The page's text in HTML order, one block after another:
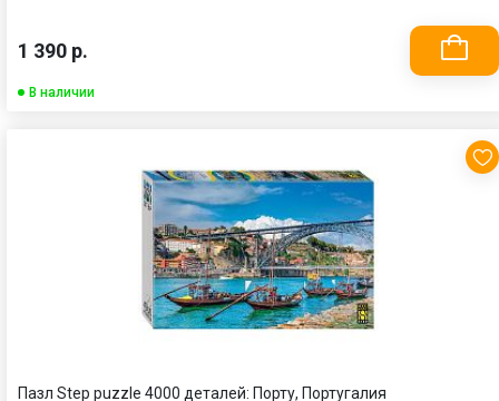
1 390 р.
В наличии
Пазл Step puzzle 4000 деталей: Порту, Португалия